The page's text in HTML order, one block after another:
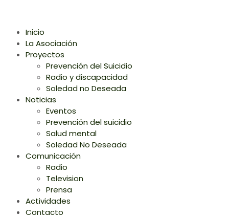
Inicio
La Asociación
Proyectos
Prevención del Suicidio
Radio y discapacidad
Soledad no Deseada
Noticias
Eventos
Prevención del suicidio
Salud mental
Soledad No Deseada
Comunicación
Radio
Television
Prensa
Actividades
Contacto